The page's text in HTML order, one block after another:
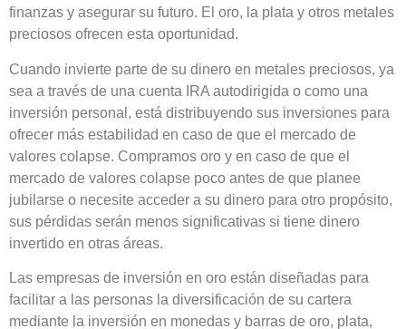
finanzas y asegurar su futuro. El oro, la plata y otros metales
preciosos ofrecen esta oportunidad.
Cuando invierte parte de su dinero en metales preciosos, ya
sea a través de una cuenta IRA autodirigida o como una
inversión personal, está distribuyendo sus inversiones para
ofrecer más estabilidad en caso de que el mercado de
valores colapse. Compramos oro y en caso de que el
mercado de valores colapse poco antes de que planee
jubilarse o necesite acceder a su dinero para otro propósito,
sus pérdidas serán menos significativas si tiene dinero
invertido en otras áreas.
Las empresas de inversión en oro están diseñadas para
facilitar a las personas la diversificación de su cartera
mediante la inversión en monedas y barras de oro, plata,